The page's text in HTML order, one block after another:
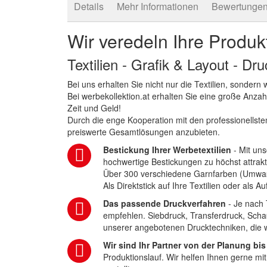
Details Mehr Informationen Bewertungen
Wir veredeln Ihre
Textilien - Grafik & Layout -
Bei uns erhalten Sie nicht nur die Textilien,
Bei werbekollektion.at erhalten Sie eine große
Zeit und Geld!
Durch die enge Kooperation mit den
preiswerte Gesamtlösungen anzubieten.
Bestickung Ihrer Werbetextilien - Mit
hochwertige Bestickungen zu höchst
Über 300 verschiedene Garnfarben
Als Direktstick auf Ihre Textilien oder als
Das passende Druckverfahren - Je nach
empfehlen. Siebdruck, Transferdruck,
unserer angebotenen Drucktechniken,
Wir sind Ihr Partner von der Planung
Produktionslauf. Wir helfen Ihnen gerne